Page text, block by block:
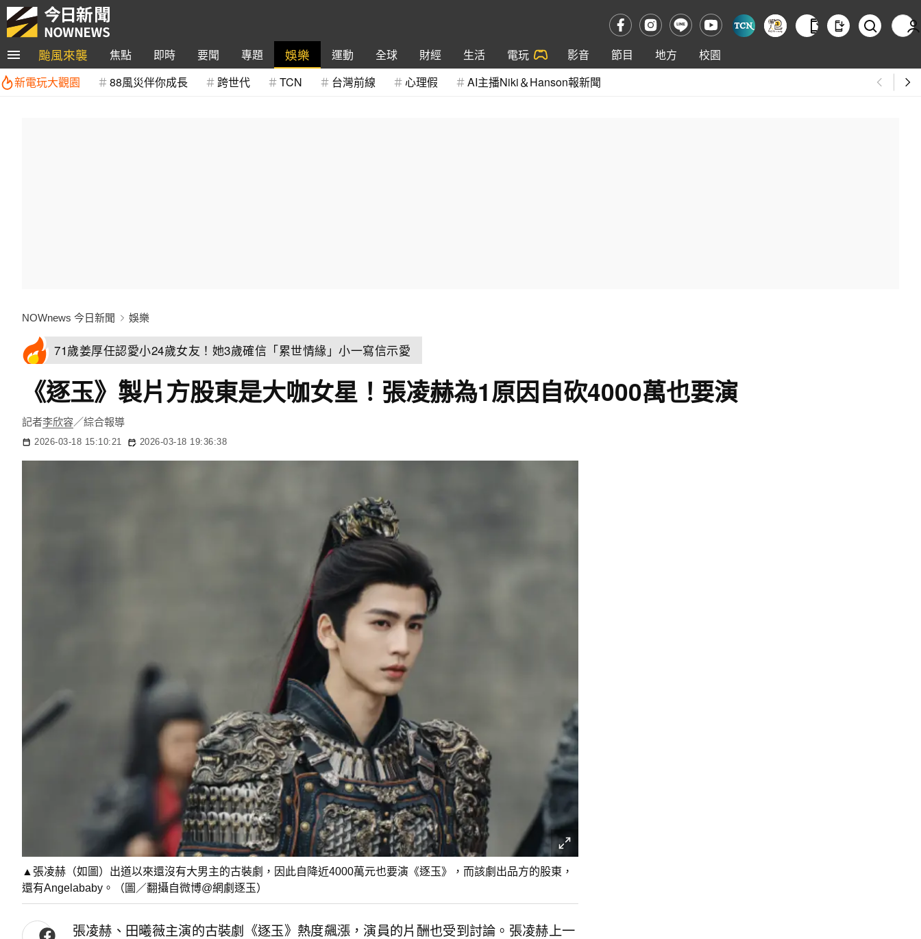
颱風來襲 焦點 即時 要聞 專題 娛樂 運動 全球 財經 生活 電玩 影音 節目 地方
校園
新電玩大觀園
88風災伴你成長 跨世代 TCN 台灣前線 心理假 AI主播Niki＆Hanson報新聞
NOWnews 今日新聞 娛樂
71歲姜厚任認愛小24歲女友！她3歲確信「累世情緣」小一寫信示愛
《逐玉》製片方股東是大咖女星！張凌赫為1原因自砍4000萬也要演
記者李欣容／綜合報導
2026-03-18 15:10:21 2026-03-18 19:36:38
▲張凌赫（如圖）出道以來還沒有大男主的古裝劇，因此自降近4000萬元也要演《逐玉》，而該劇出品方的股東，
還有Angelababy。（圖／翻攝自微博@網劇逐玉）
張凌赫、田曦薇主演的古裝劇《逐玉》熱度飆漲，演員的片酬也受到討論。張凌赫上一